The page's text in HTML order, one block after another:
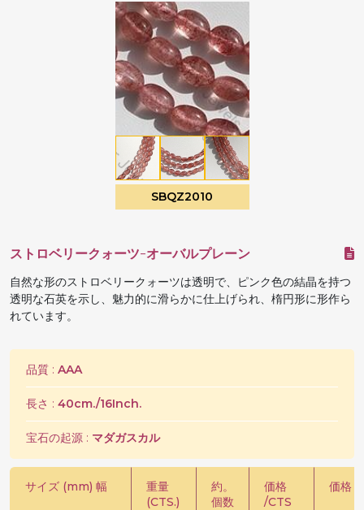
SBQZ2010
ストロベリークォーツ-オーバルプレーン
自然な形のストロベリークォーツは透明で、ピンク色の結晶を持つ
透明な石英を示し、魅力的に滑らかに仕上げられ、楕円形に形作ら
れています。
品質 : AAA
長さ : 40cm./16Inch.
宝石の起源 : マダガスカル
サイズ (mm) 幅
重量
(CTS.)
約。
個数
価格
/CTS
価格 /